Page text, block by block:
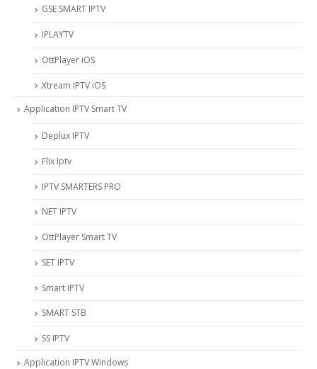
‎GSE SMART IPTV
IPLAYTV
OttPlayer iOS
Xtream IPTV iOS
Application IPTV Smart TV
Deplux IPTV
Flix Iptv
IPTV SMARTERS PRO
NET IPTV
OttPlayer Smart TV
SET IPTV
Smart IPTV
SMART STB
SS IPTV
Application IPTV Windows